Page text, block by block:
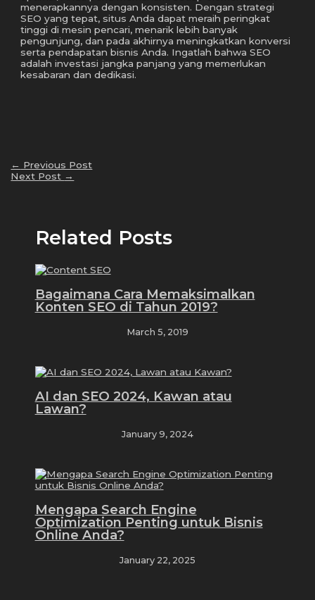
menerapkannya dengan konsisten. Dengan strategi
SEO yang tepat, situs Anda dapat meraih peringkat
tinggi di mesin pencari, menarik lebih banyak
pengunjung, dan pada akhirnya meningkatkan konversi
serta pendapatan bisnis Anda. Ingatlah bahwa SEO
adalah investasi jangka panjang yang memerlukan
kesabaran dan dedikasi.
← Previous Post
Next Post →
Related Posts
Bagaimana Cara Memaksimalkan
Konten SEO di Tahun 2019?
March 5, 2019
AI dan SEO 2024, Kawan atau
Lawan?
January 9, 2024
Mengapa Search Engine
Optimization Penting untuk Bisnis
Online Anda?
January 22, 2025